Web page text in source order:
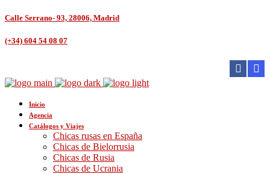
Calle Serrano- 93, 28006, Madrid
(+34) 604 54 08 07
Inicio
Agencia
Catálogos y Viajes
Chicas rusas en España
Chicas de Bielorrusia
Chicas de Rusia
Chicas de Ucrania